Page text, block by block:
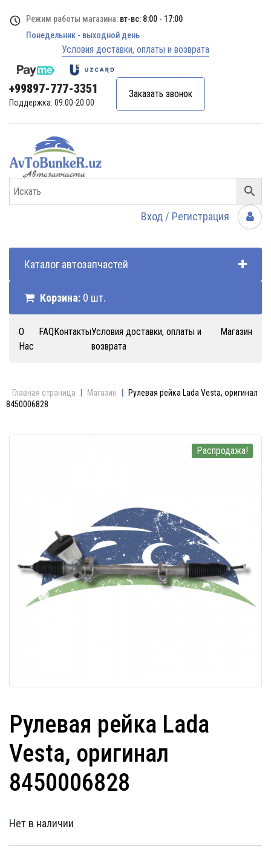
Режим работы магазина: вт-вс: 8:00 - 17:00
Понедельник - выходной день
Условия доставки, оплаты и возврата
+99897-777-3351
Поддержка: 09:00-20:00
Заказать звонок
Вход / Регистрация
Каталог автозапчастей
Корзина: 0 шт.
О
Нас
FAQКонтактыУсловия доставки, оплаты и
возврата
Магазин
Главная страница Магазин
Рулевая рейка Lada Vesta, оригинал
8450006828
Распродажа!
Рулевая рейка Lada
Vesta, оригинал
8450006828
Нет в наличии